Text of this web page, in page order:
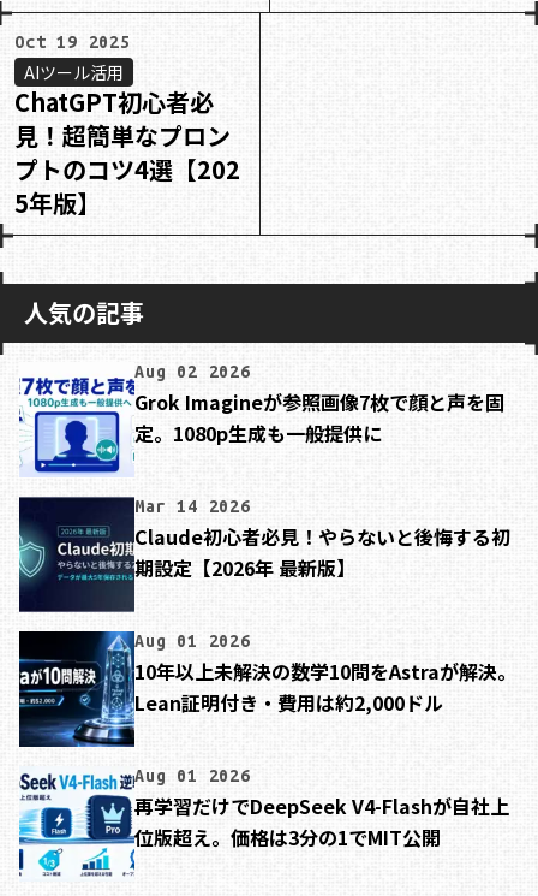
Oct 19 2025
AIツール活用
ChatGPT初心者必
見！超簡単なプロン
プトのコツ4選【202
5年版】
人気の記事
Aug 02 2026
Grok Imagineが参照画像7枚で顔と声を固
定。1080p生成も一般提供に
Mar 14 2026
Claude初心者必見！やらないと後悔する初
期設定【2026年 最新版】
Aug 01 2026
10年以上未解決の数学10問をAstraが解決。
Lean証明付き・費用は約2,000ドル
Aug 01 2026
再学習だけでDeepSeek V4-Flashが自社上
位版超え。価格は3分の1でMIT公開